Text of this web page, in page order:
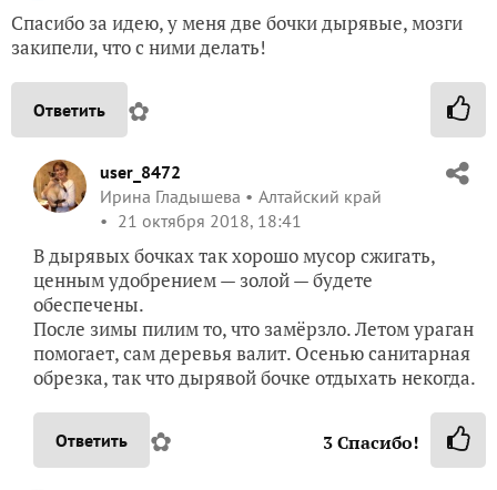
Спасибо за идею, у меня две бочки дырявые, мозги
закипели, что с ними делать!
Ответить ✿
user_8472
Ирина Гладышева
Алтайский край
21 октября 2018, 18:41
В дырявых бочках так хорошо мусор сжигать,
ценным удобрением — золой — будете
обеспечены.
После зимы пилим то, что замёрзло. Летом ураган
помогает, сам деревья валит. Осенью санитарная
обрезка, так что дырявой бочке отдыхать некогда.
Ответить ✿ 3Спасибо!